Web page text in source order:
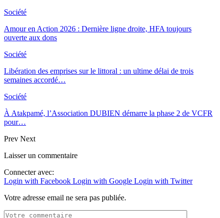
Société
Amour en Action 2026 : Dernière ligne droite, HFA toujours
ouverte aux dons
Société
Libération des emprises sur le littoral : un ultime délai de trois
semaines accordé…
Société
À Atakpamé, l’Association DUBIEN démarre la phase 2 de VCFR
pour…
Prev Next
Laisser un commentaire
Connecter avec:
Login with Facebook Login with Google Login with Twitter
Votre adresse email ne sera pas publiée.